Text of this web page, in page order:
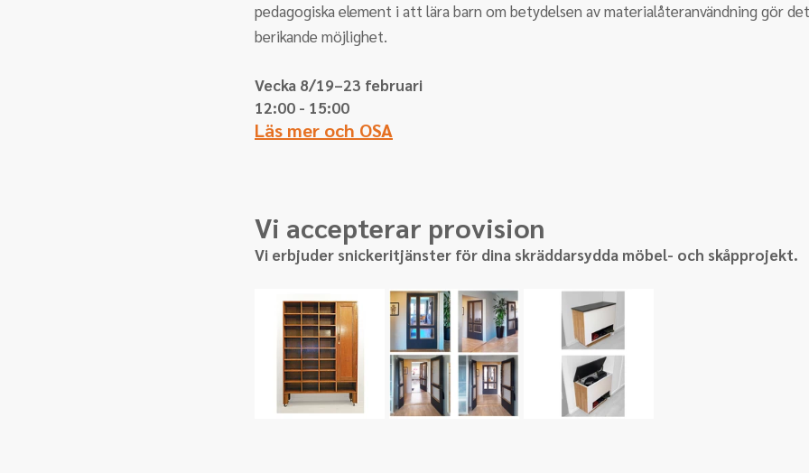
pedagogiska element i att lära barn om betydelsen av materialåteranvändning gör
berikande möjlighet.
Vecka 8/19–23 februari
12:00 - 15:00
Läs mer och OSA
Vi accepterar provision
Vi erbjuder snickeritjänster för dina skräddarsydda möbel- och skåpprojekt.